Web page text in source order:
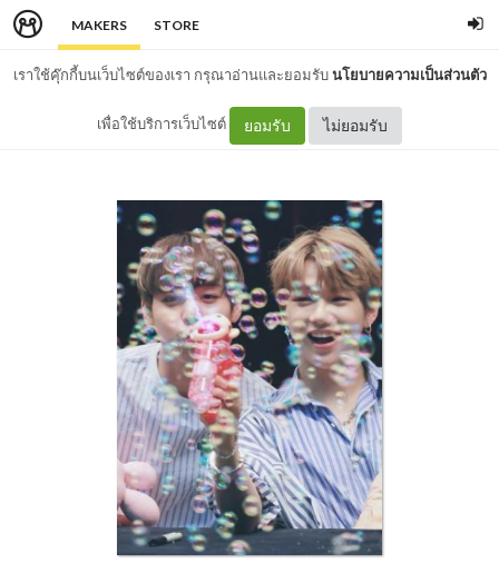
MAKERS STORE
เราใช้คุ๊กกี้บนเว็บไซต์ของเรา กรุณาอ่านและยอมรับนโยบายความเป็นส่วนตัว
เพื่อใช้บริการเว็บไซต์ ยอมรับ ไม่ยอมรับ